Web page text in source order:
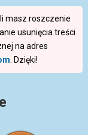
masz roszczenie
usunięcia treści
na adres
. Dzięki!